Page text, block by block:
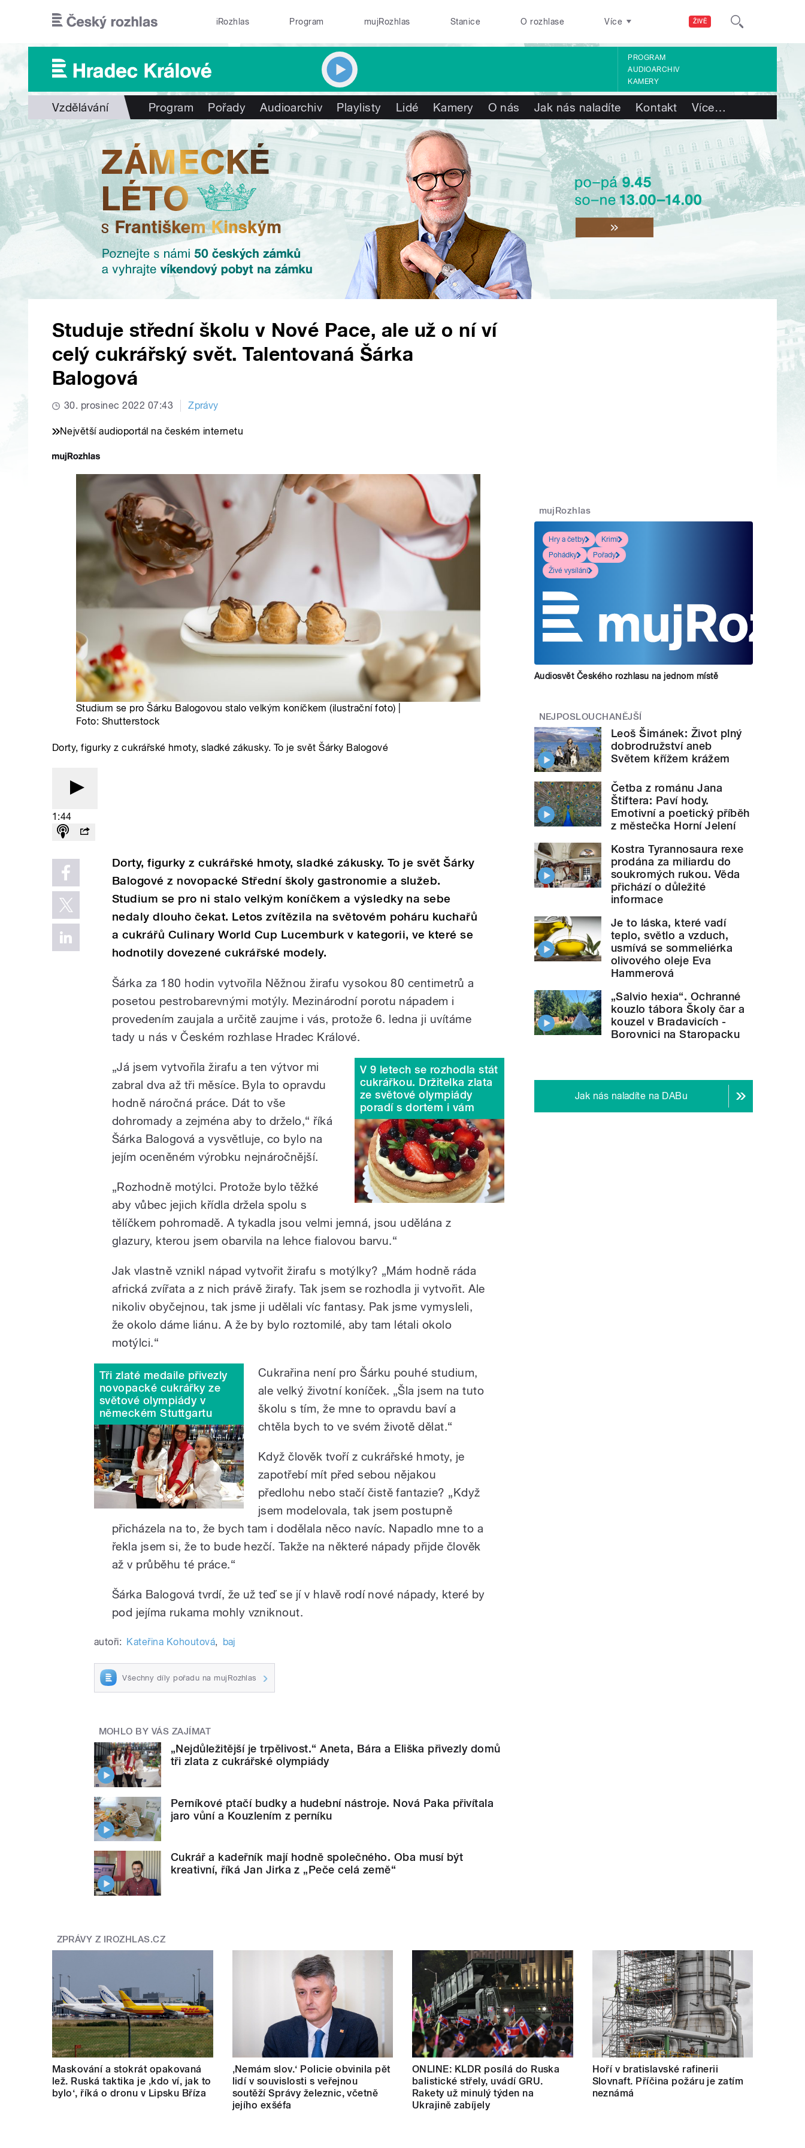
ŽIVĚ
iRozhlas Program mujRozhlas Stanice O rozhlase Více
PROGRAM
AUDIOARCHIV
KAMERY
Vzdělávání Program Pořady Audioarchiv Playlisty Lidé Kamery O nás Jak nás naladíte Kontakt Více…
Studuje střední školu v Nové Pace, ale už o ní ví
celý cukrářský svět. Talentovaná Šárka
Balogová
30. prosinec 2022 07:43 Zprávy
Největší audioportál na českém internetu
Studium se pro Šárku Balogovou stalo velkým koníčkem (ilustrační foto) |
Foto: Shutterstock
Dorty, figurky z cukrářské hmoty, sladké zákusky. To je svět Šárky Balogové
1:44
Dorty, figurky z cukrářské hmoty, sladké zákusky. To je svět Šárky
Balogové z novopacké Střední školy gastronomie a služeb.
Studium se pro ni stalo velkým koníčkem a výsledky na sebe
nedaly dlouho čekat. Letos zvítězila na světovém poháru kuchařů
a cukrářů Culinary World Cup Lucemburk v kategorii, ve které se
hodnotily dovezené cukrářské modely.
Šárka za 180 hodin vytvořila Něžnou žirafu vysokou 80 centimetrů a
posetou pestrobarevnými motýly. Mezinárodní porotu nápadem i
provedením zaujala a určitě zaujme i vás, protože 6. ledna ji uvítáme
tady u nás v Českém rozhlase Hradec Králové.
V 9 letech se rozhodla stát
cukrářkou. Držitelka zlata
ze světové olympiády
poradí s dortem i vám
„Já jsem vytvořila žirafu a ten výtvor mi
zabral dva až tři měsíce. Byla to opravdu
hodně náročná práce. Dát to vše
dohromady a zejména aby to drželo,“ říká
Šárka Balogová a vysvětluje, co bylo na
jejím oceněném výrobku nejnáročnější.
„Rozhodně motýlci. Protože bylo těžké
aby vůbec jejich křídla držela spolu s
tělíčkem pohromadě. A tykadla jsou velmi jemná, jsou udělána z
glazury, kterou jsem obarvila na lehce fialovou barvu.“
Jak vlastně vznikl nápad vytvořit žirafu s motýlky? „Mám hodně ráda
africká zvířata a z nich právě žirafy. Tak jsem se rozhodla ji vytvořit. Ale
nikoliv obyčejnou, tak jsme ji udělali víc fantasy. Pak jsme vymysleli,
že okolo dáme liánu. A že by bylo roztomilé, aby tam létali okolo
motýlci.“
Tři zlaté medaile přivezly
novopacké cukrářky ze
světové olympiády v
německém Stuttgartu
Cukrařina není pro Šárku pouhé studium,
ale velký životní koníček. „Šla jsem na tuto
školu s tím, že mne to opravdu baví a
chtěla bych to ve svém životě dělat.“
Když člověk tvoří z cukrářské hmoty, je
zapotřebí mít před sebou nějakou
předlohu nebo stačí čistě fantazie? „Když
jsem modelovala, tak jsem postupně
přicházela na to, že bych tam i dodělala něco navíc. Napadlo mne to a
řekla jsem si, že to bude hezčí. Takže na některé nápady přijde člověk
až v průběhu té práce.“
Šárka Balogová tvrdí, že už teď se jí v hlavě rodí nové nápady, které by
pod jejíma rukama mohly vzniknout.
autoři: Kateřina Kohoutová, baj
Všechny díly pořadu na mujRozhlas
MOHLO BY VÁS ZAJÍMAT
„Nejdůležitější je trpělivost.“ Aneta, Bára a Eliška přivezly domů
tři zlata z cukrářské olympiády
Perníkové ptačí budky a hudební nástroje. Nová Paka přivítala
jaro vůní a Kouzlením z perníku
Cukrář a kadeřník mají hodně společného. Oba musí být
kreativní, říká Jan Jirka z „Peče celá země“
mujRozhlas
Hry a četby
Krimi
Pohádky
Pořady
Živé vysílání
Audiosvět Českého rozhlasu na jednom místě
NEJPOSLOUCHANĚJŠÍ
Leoš Šimánek: Život plný
dobrodružství aneb
Světem křížem krážem
Četba z románu Jana
Štiftera: Paví hody.
Emotivní a poetický příběh
z městečka Horní Jelení
Kostra Tyrannosaura rexe
prodána za miliardu do
soukromých rukou. Věda
přichází o důležité
informace
Je to láska, které vadí
teplo, světlo a vzduch,
usmívá se sommeliérka
olivového oleje Eva
Hammerová
„Salvio hexia“. Ochranné
kouzlo tábora Školy čar a
kouzel v Bradavicích -
Borovnici na Staropacku
Jak nás naladíte na DABu
ZPRÁVY Z IROZHLAS.CZ
Maskování a stokrát opakovaná
lež. Ruská taktika je ‚kdo ví, jak to
bylo‘, říká o dronu v Lipsku Bříza
‚Nemám slov.‘ Policie obvinila pět
lidí v souvislosti s veřejnou
soutěží Správy železnic, včetně
jejího exšéfa
ONLINE: KLDR posílá do Ruska
balistické střely, uvádí GRU.
Rakety už minulý týden na
Ukrajině zabíjely
Hoří v bratislavské rafinerii
Slovnaft. Příčina požáru je zatím
neznámá